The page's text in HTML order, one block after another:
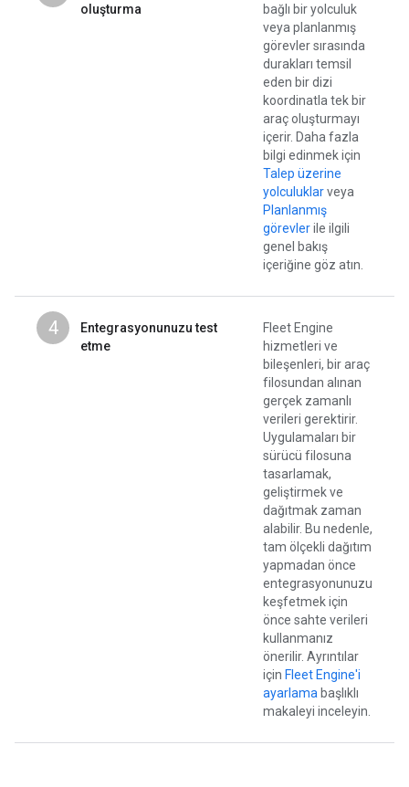
oluşturma
bağlı bir yolculuk
veya planlanmış
görevler sırasında
durakları temsil
eden bir dizi
koordinatla tek bir
araç oluşturmayı
içerir. Daha fazla
bilgi edinmek için
Talep üzerine
yolculuklarveya
Planlanmış
görevlerile ilgili
genel bakış
içeriğine göz atın.
4
Entegrasyonunuzu test
etme
Fleet Engine
hizmetleri ve
bileşenleri, bir araç
filosundan alınan
gerçek zamanlı
verileri gerektirir.
Uygulamaları bir
sürücü filosuna
tasarlamak,
geliştirmek ve
dağıtmak zaman
alabilir. Bu nedenle,
tam ölçekli dağıtım
yapmadan önce
entegrasyonunuzu
keşfetmek için
önce sahte verileri
kullanmanız
önerilir. Ayrıntılar
için Fleet Engine'i
ayarlama başlıklı
makaleyi inceleyin.